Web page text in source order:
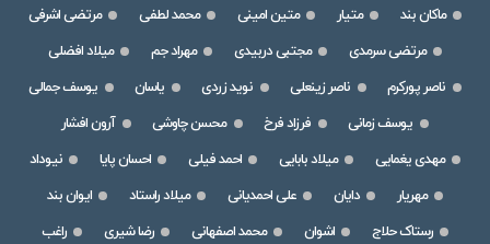
ماکان بند
متیار متین امینی محمد لطفی
مرتضی اشرفی
مرتضی سرمدی
مجتبی دربیدی مهراد جم
میلاد افضلی
ناصر پورکرم
ناصر زینعلی نوید زردی یاسان
یوسف جمالی
یوسف زمانی
فرزاد فرخ محسن چاوشی
آرون افشار
مهدی یغمایی
میلاد بابایی احمد فیلی احسان پایا
نیوداد
مهریار
دایان علی احمدیانی میلاد راستاد
ایوان بند
رستاک حلاج
اشوان محمد اصفهانی رضا شیری
راغب